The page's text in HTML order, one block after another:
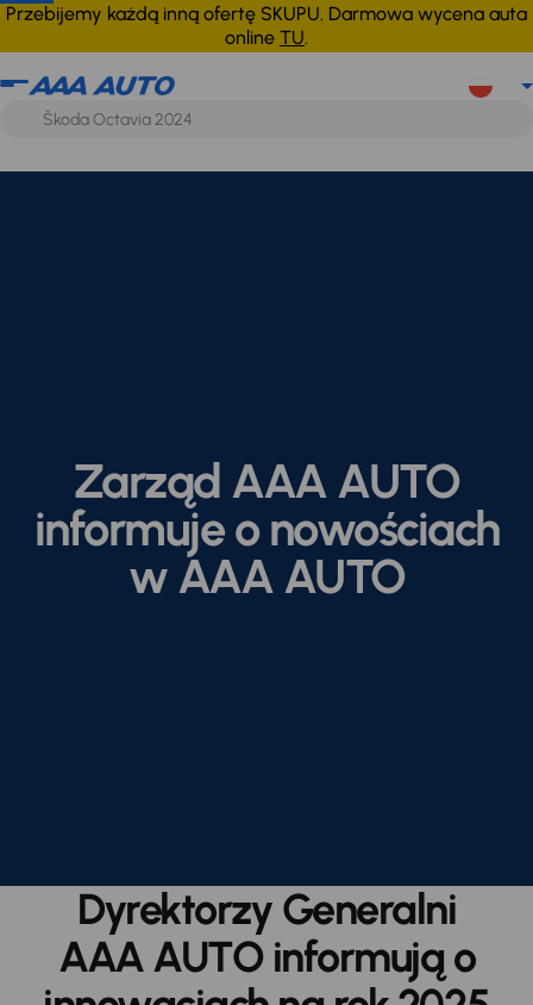
Przebijemy każdą inną ofertę SKUPU. Darmowa wycena auta
online TU.
Zarząd AAA AUTO
informuje o nowościach
w AAA AUTO
Dyrektorzy Generalni
AAA AUTO informują o